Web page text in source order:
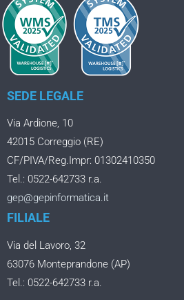
SEDE LEGALE
Via Ardione, 10
42015 Correggio (RE)
CF/PIVA/Reg.Impr: 01302410350
Tel.: 0522-642733 r.a.
gep@gepinformatica.it
FILIALE
Via del Lavoro, 32
63076 Monteprandone (AP)
Tel.: 0522-642733 r.a.